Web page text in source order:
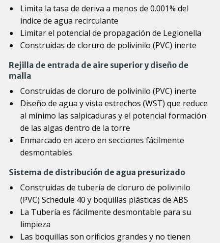
Limita la tasa de deriva a menos de 0.001% del
índice de agua recirculante
Limitar el potencial de propagación de Legionella
Construidas de cloruro de polivinilo (PVC) inerte
Rejilla de entrada de aire superior y diseño de
malla
Construidas de cloruro de polivinilo (PVC) inerte
Diseño de agua y vista estrechos (WST) que reduce
al mínimo las salpicaduras y el potencial formación
de las algas dentro de la torre
Enmarcado en acero en secciones fácilmente
desmontables
Sistema de distribución de agua presurizado
Construidas de tubería de cloruro de polivinilo
(PVC) Schedule 40 y boquillas plásticas de ABS
La Tubería es fácilmente desmontable para su
limpieza
Las boquillas son orificios grandes y no tienen